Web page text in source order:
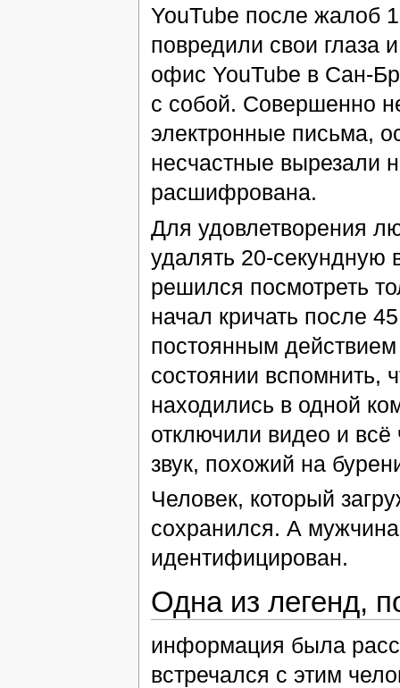
YouTube после жалоб
повредили свои глаза
офис YouTube в Сан-
с собой. Совершенно
электронные письма,
несчастные вырезали
расшифрована.
Для удовлетворения
удалять 20-
решился посмотреть
начал кричать после
постоянным
состоянии вспомнить,
находились в одной
отключили видео и
звук, похожий на
Человек, который
сохранился. А
идентифицирован.
Одна из легенд,
информация была
встречался с этим